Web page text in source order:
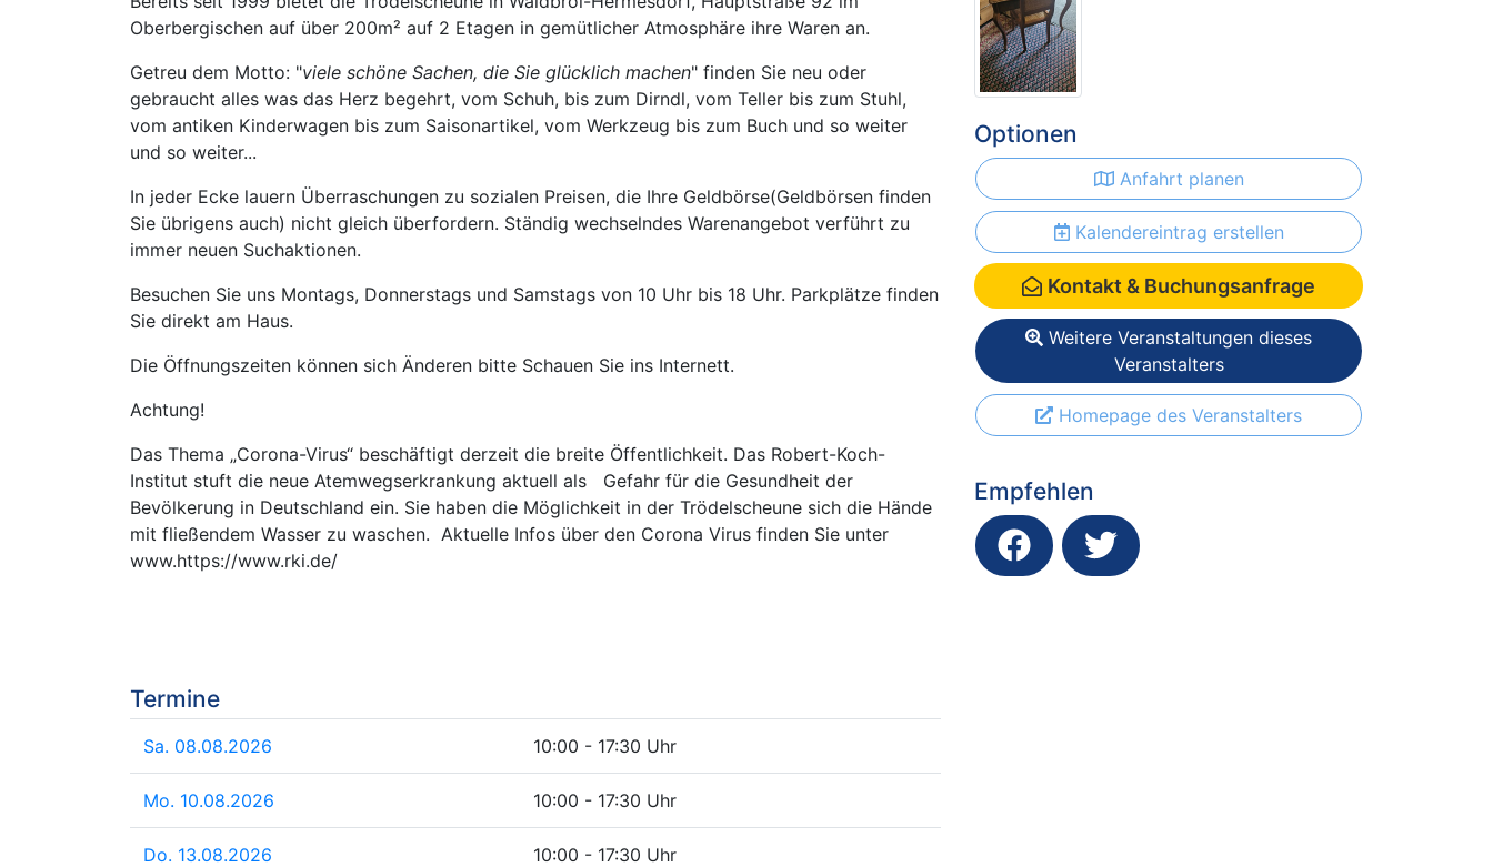
Oberbergischen auf über 200m² auf 2 Etagen in gemütlicher Atmosphäre ihre Waren an.
Getreu dem Motto: "viele schöne Sachen, die Sie glücklich machen" finden Sie neu oder
gebraucht alles was das Herz begehrt, vom Schuh, bis zum Dirndl, vom Teller bis zum Stuhl,
vom antiken Kinderwagen bis zum Saisonartikel, vom Werkzeug bis zum Buch und so weiter
und so weiter...
In jeder Ecke lauern Überraschungen zu sozialen Preisen, die Ihre Geldbörse(Geldbörsen finden
Sie übrigens auch) nicht gleich überfordern. Ständig wechselndes Warenangebot verführt zu
immer neuen Suchaktionen.
Besuchen Sie uns Montags, Donnerstags und Samstags von 10 Uhr bis 18 Uhr. Parkplätze finden
Sie direkt am Haus.
Die Öffnungszeiten können sich Änderen bitte Schauen Sie ins Internett.
Achtung!
Das Thema „Corona-Virus“ beschäftigt derzeit die breite Öffentlichkeit. Das Robert-Koch-
Institut stuft die neue Atemwegserkrankung aktuell als Gefahr für die Gesundheit der
Bevölkerung in Deutschland ein. Sie haben die Möglichkeit in der Trödelscheune sich die Hände
mit fließendem Wasser zu waschen. Aktuelle Infos über den Corona Virus finden Sie unter
www.https://www.rki.de/
Termine
Sa. 08.08.2026 10:00 - 17:30 Uhr
Mo. 10.08.2026 10:00 - 17:30 Uhr
Do. 13.08.2026 10:00 - 17:30 Uhr
Optionen
Anfahrt planen
Kalendereintrag erstellen
Kontakt & Buchungsanfrage
Weitere Veranstaltungen dieses
Veranstalters
Homepage des Veranstalters
Empfehlen